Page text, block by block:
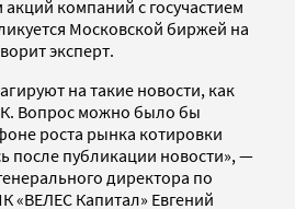
компаний с госучастием
Московской биржей на
эксперт.
на такие новости, как
Вопрос можно было бы
роста рынка котировки
после публикации новости», —
директора по
«ВЕЛЕС Капитал» Евгений